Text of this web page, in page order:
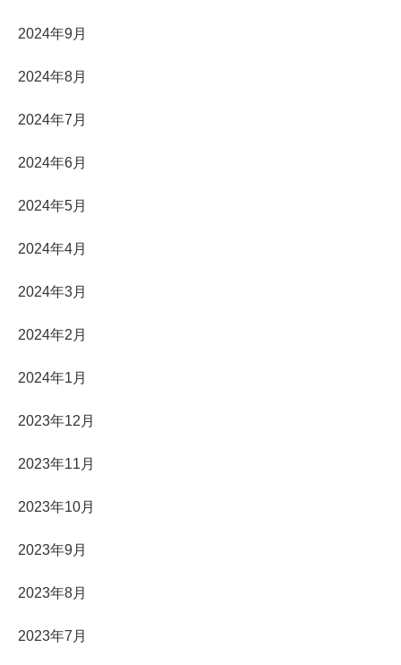
2024年9月
2024年8月
2024年7月
2024年6月
2024年5月
2024年4月
2024年3月
2024年2月
2024年1月
2023年12月
2023年11月
2023年10月
2023年9月
2023年8月
2023年7月